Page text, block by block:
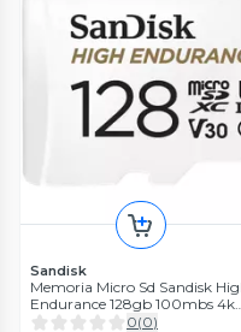
Sandisk
Memoria Micro Sd Sandisk
Endurance 128gb 100mbs 4k
V30
0(0)